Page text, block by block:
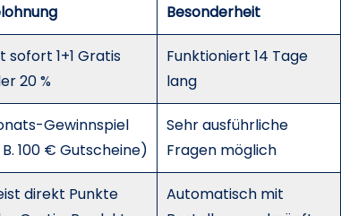
Besonderheit
sofort 1+1 Gratis
20 %
Funktioniert 14 Tage
lang
Gewinnspiel
B. 100 € Gutscheine)
Sehr ausführliche
Fragen möglich
direkt Punkte
Automatisch mit